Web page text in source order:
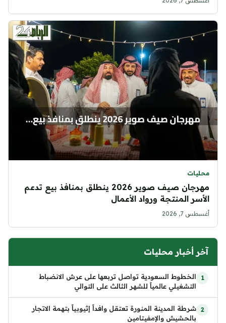
محليات
مهرجان صيف صوير 2026 ينطلق بمنافذ بيع تدعم
الأسر المنتجة ورواد الأعمال
أغسطس 7, 2026
آخر أخبار محليات
الخطوط السعودية تواصل تربعها على عرش الانضباط
التشغيلي عالمياً للشهر الثالث على التوالي
شرطة المدينة المنورة تعتقل وافداً إثيوبياً بتهمة الاتجار
بالحشيش والإمفيتامين